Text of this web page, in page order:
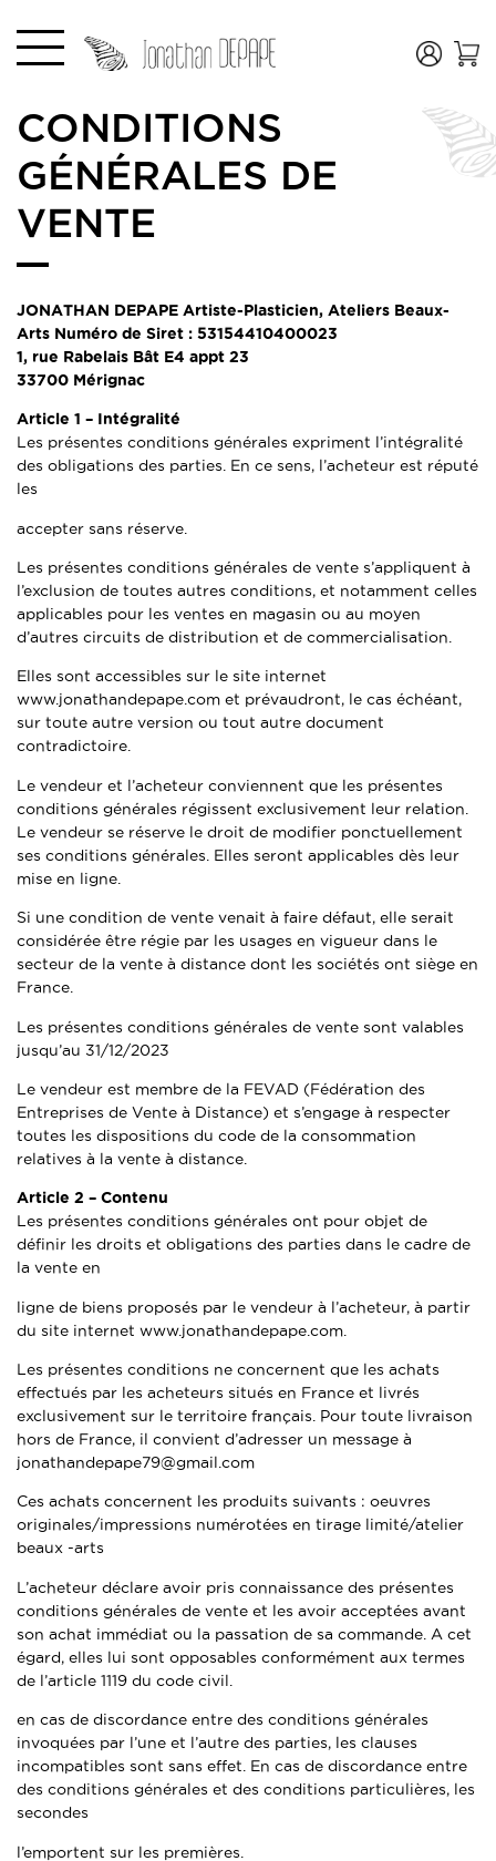
CONDITIONS
GÉNÉRALES DE
VENTE
JONATHAN DEPAPE Artiste-Plasticien, Ateliers Beaux-
Arts Numéro de Siret : 53154410400023
1, rue Rabelais Bât E4 appt 23
33700 Mérignac
Article 1 – Intégralité
Les présentes conditions générales expriment l’intégralité
des obligations des parties. En ce sens, l’acheteur est réputé
les
accepter sans réserve.
Les présentes conditions générales de vente s’appliquent à
l’exclusion de toutes autres conditions, et notamment celles
applicables pour les ventes en magasin ou au moyen
d’autres circuits de distribution et de commercialisation.
Elles sont accessibles sur le site internet
www.jonathandepape.com et prévaudront, le cas échéant,
sur toute autre version ou tout autre document
contradictoire.
Le vendeur et l’acheteur conviennent que les présentes
conditions générales régissent exclusivement leur relation.
Le vendeur se réserve le droit de modifier ponctuellement
ses conditions générales. Elles seront applicables dès leur
mise en ligne.
Si une condition de vente venait à faire défaut, elle serait
considérée être régie par les usages en vigueur dans le
secteur de la vente à distance dont les sociétés ont siège en
France.
Les présentes conditions générales de vente sont valables
jusqu’au 31/12/2023
Le vendeur est membre de la FEVAD (Fédération des
Entreprises de Vente à Distance) et s’engage à respecter
toutes les dispositions du code de la consommation
relatives à la vente à distance.
Article 2 – Contenu
Les présentes conditions générales ont pour objet de
définir les droits et obligations des parties dans le cadre de
la vente en
ligne de biens proposés par le vendeur à l’acheteur, à partir
du site internet www.jonathandepape.com.
Les présentes conditions ne concernent que les achats
effectués par les acheteurs situés en France et livrés
exclusivement sur le territoire français. Pour toute livraison
hors de France, il convient d’adresser un message à
jonathandepape79@gmail.com
Ces achats concernent les produits suivants : oeuvres
originales/impressions numérotées en tirage limité/atelier
beaux -arts
L’acheteur déclare avoir pris connaissance des présentes
conditions générales de vente et les avoir acceptées avant
son achat immédiat ou la passation de sa commande. A cet
égard, elles lui sont opposables conformément aux termes
de l’article 1119 du code civil.
en cas de discordance entre des conditions générales
invoquées par l’une et l’autre des parties, les clauses
incompatibles sont sans effet. En cas de discordance entre
des conditions générales et des conditions particulières, les
secondes
l’emportent sur les premières.